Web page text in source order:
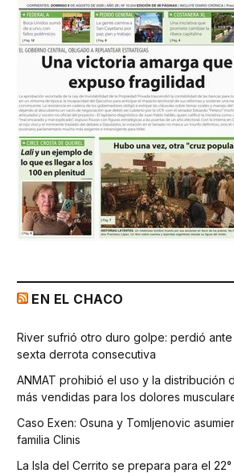
EN EL CHACO
River sufrió otro duro golpe: perdió
sexta derrota consecutiva
ANMAT prohibió el uso y la distribución
más vendidas para los dolores
Caso Exen: Osuna y Tomljenovic
familia Clinis
La Isla del Cerrito se prepara para el